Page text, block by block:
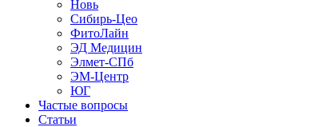
Новь
Сибирь-Цео
ФитоЛайн
ЭД Медицин
Элмет-СПб
ЭМ-Центр
ЮГ
Частые вопросы
Статьи